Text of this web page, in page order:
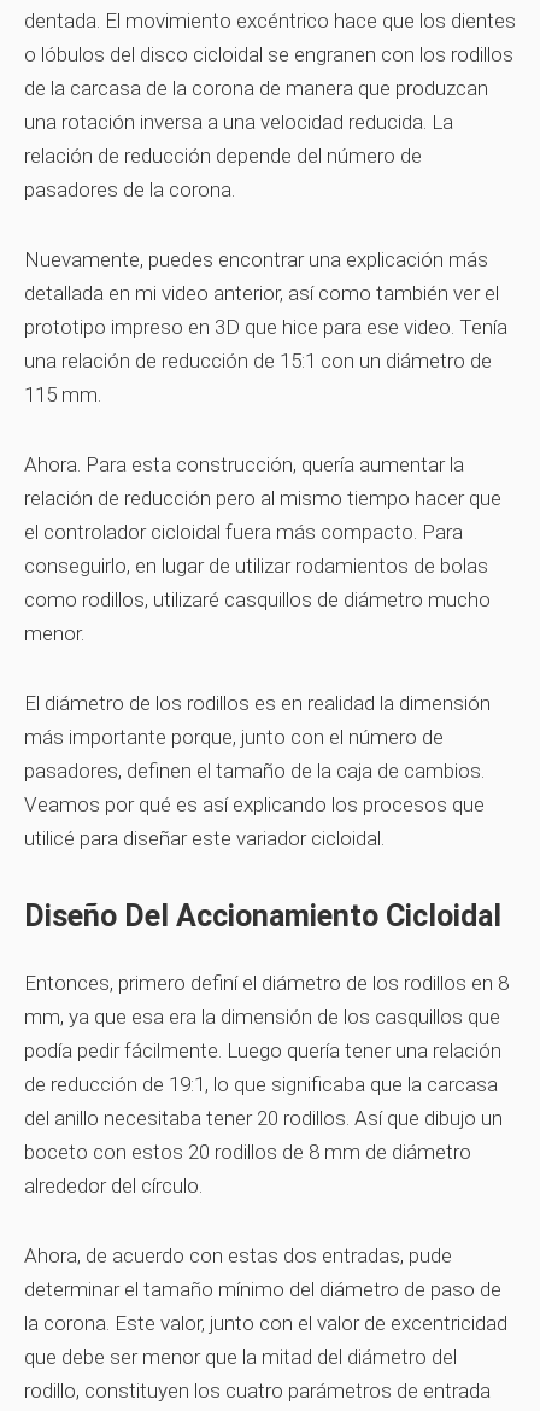
dentada. El movimiento excéntrico hace que los dientes
o lóbulos del disco cicloidal se engranen con los rodillos
de la carcasa de la corona de manera que produzcan
una rotación inversa a una velocidad reducida. La
relación de reducción depende del número de
pasadores de la corona.
Nuevamente, puedes encontrar una explicación más
detallada en mi video anterior, así como también ver el
prototipo impreso en 3D que hice para ese video. Tenía
una relación de reducción de 15:1 con un diámetro de
115 mm.
Ahora. Para esta construcción, quería aumentar la
relación de reducción pero al mismo tiempo hacer que
el controlador cicloidal fuera más compacto. Para
conseguirlo, en lugar de utilizar rodamientos de bolas
como rodillos, utilizaré casquillos de diámetro mucho
menor.
El diámetro de los rodillos es en realidad la dimensión
más importante porque, junto con el número de
pasadores, definen el tamaño de la caja de cambios.
Veamos por qué es así explicando los procesos que
utilicé para diseñar este variador cicloidal.
Diseño Del Accionamiento Cicloidal
Entonces, primero definí el diámetro de los rodillos en 8
mm, ya que esa era la dimensión de los casquillos que
podía pedir fácilmente. Luego quería tener una relación
de reducción de 19:1, lo que significaba que la carcasa
del anillo necesitaba tener 20 rodillos. Así que dibujo un
boceto con estos 20 rodillos de 8 mm de diámetro
alrededor del círculo.
Ahora, de acuerdo con estas dos entradas, pude
determinar el tamaño mínimo del diámetro de paso de
la corona. Este valor, junto con el valor de excentricidad
que debe ser menor que la mitad del diámetro del
rodillo, constituyen los cuatro parámetros de entrada